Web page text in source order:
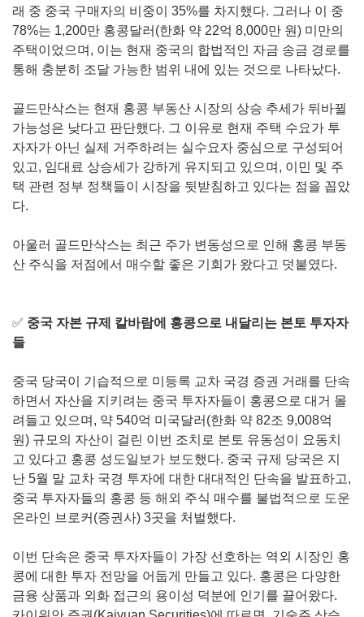
래 중 중국 구매자의 비중이 35%를 차지했다. 그러나 이 중
78%는 1,200만 홍콩달러(한화 약 22억 8,000만 원) 미만의
주택이었으며, 이는 현재 중국의 합법적인 자금 송금 경로를
통해 충분히 조달 가능한 범위 내에 있는 것으로 나타났다.
골드만삭스는 현재 홍콩 부동산 시장의 상승 추세가 뒤바뀔
가능성은 낮다고 판단했다. 그 이유로 현재 주택 수요가 투
자자가 아닌 실제 거주하려는 실수요자 중심으로 구성되어
있고, 임대료 상승세가 강하게 유지되고 있으며, 이민 및 주
택 관련 정부 정책들이 시장을 뒷받침하고 있다는 점을 꼽았
다.
아울러 골드만삭스는 최근 주가 변동성으로 인해 홍콩 부동
산 주식을 저점에서 매수할 좋은 기회가 왔다고 덧붙였다.
✅ 중국 자본 규제 칼바람에 홍콩으로 내달리는 본토 투자자
들
중국 당국이 기습적으로 미등록 교차 국경 증권 거래를 단속
하면서 자산을 지키려는 중국 투자자들이 홍콩으로 대거 몰
려들고 있으며, 약 540억 미국달러(한화 약 82조 9,008억
원) 규모의 자산이 걸린 이번 조치로 본토 유동성이 요동치
고 있다고 홍콩 성도일보가 보도했다. 중국 규제 당국은 지
난 5월 말 교차 국경 투자에 대한 대대적인 단속을 발표하고,
중국 투자자들의 홍콩 등 해외 주식 매수를 불법적으로 도운
온라인 브로커(증권사) 3곳을 처벌했다.
이번 단속은 중국 투자자들이 가장 선호하는 역외 시장인 홍
콩에 대한 투자 전망을 어둡게 만들고 있다. 홍콩은 다양한
금융 상품과 외화 접근의 용이성 덕분에 인기를 끌어왔다.